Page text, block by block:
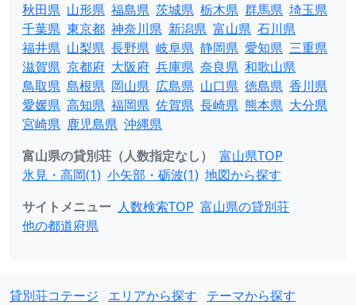
秋田県 山形県 福島県 茨城県 栃木県 群馬県 埼玉県
千葉県 東京都 神奈川県 新潟県 富山県 石川県
福井県 山梨県 長野県 岐阜県 静岡県 愛知県 三重県
滋賀県 京都府 大阪府 兵庫県 奈良県 和歌山県
鳥取県 島根県 岡山県 広島県 山口県 徳島県 香川県
愛媛県 高知県 福岡県 佐賀県 長崎県 熊本県 大分県
宮崎県 鹿児島県 沖縄県
富山県の貸別荘（人数指定なし）
富山県TOP
氷見・高岡(1) 小矢部・砺波(1) 地図から探す
サイトメニュー 人数検索TOP 富山県の貸別荘
他の都道府県
貸別荘コテージ エリアから探す
テーマから探す